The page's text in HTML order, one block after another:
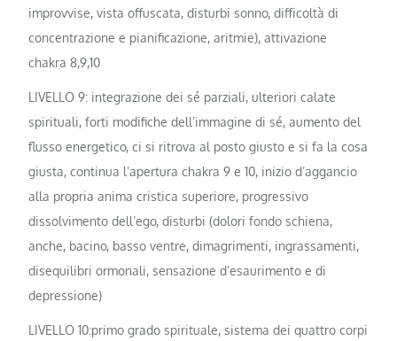
improvvise, vista offuscata, disturbi sonno, difficoltà di
concentrazione e pianificazione, aritmie), attivazione
chakra 8,9,10
LIVELLO 9: integrazione dei sé parziali, ulteriori calate
spirituali, forti modifiche dell’immagine di sé, aumento del
flusso energetico, ci si ritrova al posto giusto e si fa la cosa
giusta, continua l’apertura chakra 9 e 10, inizio d’aggancio
alla propria anima cristica superiore, progressivo
dissolvimento dell’ego, disturbi (dolori fondo schiena,
anche, bacino, basso ventre, dimagrimenti, ingrassamenti,
disequilibri ormonali, sensazione d’esaurimento e di
depressione)
LIVELLO 10:primo grado spirituale, sistema dei quattro corpi